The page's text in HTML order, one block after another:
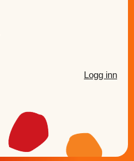
Logg inn